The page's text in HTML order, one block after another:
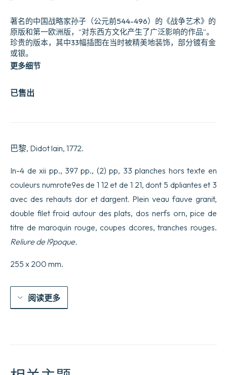
已售出
著名的中国战略家孙子（公元前544-496）的《战争艺术》的
原版和第一欧洲版，“对东西方文化产生了广泛影响的作品”。
珍贵的版本，其中33幅插图在当时被精美地装饰，部分镀有金
或银。
更多细节
巴黎, Didot lain, 1772.
In-4 de xii pp., 397 pp., (2) pp, 33 planches hors texte en
couleurs numrote9es de 1 12 et de 1 21, dont 5 dpliantes et 3
avec des rehauts dor et dargent. Plein veau fauve granit,
double filet froid autour des plats, dos nerfs orn, pice de
titre de maroquin rouge, coupes dcores, tranches rouges.
Reliure de l9poque.
255 x 200 mm.
阅读更多